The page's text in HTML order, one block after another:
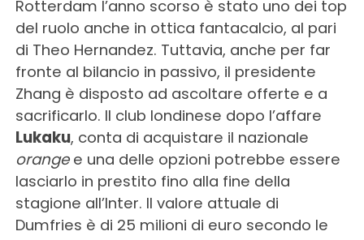
Rotterdam l’anno scorso è stato uno dei top
del ruolo anche in ottica fantacalcio, al pari
di Theo Hernandez. Tuttavia, anche per far
fronte al bilancio in passivo, il presidente
Zhang è disposto ad ascoltare offerte e a
sacrificarlo. Il club londinese dopo l’affare
Lukaku, conta di acquistare il nazionale
orangee una delle opzioni potrebbe essere
lasciarlo in prestito fino alla fine della
stagione all’Inter. Il valore attuale di
Dumfries è di 25 milioni di euro secondo le